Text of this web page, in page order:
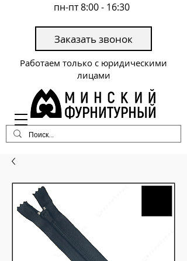
Заказать звонок
пн-пт 8:00 - 16:30
Работаем только с юридическими
лицами